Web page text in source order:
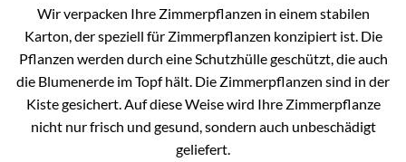
Wir verpacken Ihre Zimmerpflanzen in einem stabilen
Karton, der speziell für Zimmerpflanzen konzipiert ist. Die
Pflanzen werden durch eine Schutzhülle geschützt, die auch
die Blumenerde im Topf hält. Die Zimmerpflanzen sind in der
Kiste gesichert. Auf diese Weise wird Ihre Zimmerpflanze
nicht nur frisch und gesund, sondern auch unbeschädigt
geliefert.